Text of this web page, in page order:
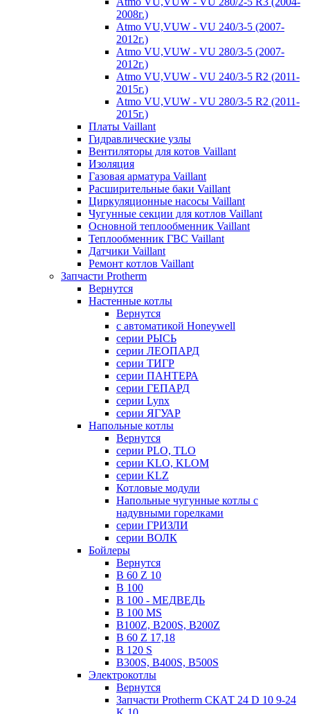
2008г.)
Atmo VU,VUW - VU 240/3-5 (2007-
2012г.)
Atmo VU,VUW - VU 280/3-5 (2007-
2012г.)
Atmo VU,VUW - VU 240/3-5 R2 (2011-
2015г.)
Atmo VU,VUW - VU 280/3-5 R2 (2011-
2015г.)
Платы Vaillant
Гидравлические узлы
Вентиляторы для котов Vaillant
Изоляция
Газовая арматура Vaillant
Расширительные баки Vaillant
Циркуляционные насосы Vaillant
Чугунные секции для котлов Vaillant
Основной теплообменник Vaillant
Теплообменник ГВС Vaillant
Датчики Vaillant
Ремонт котлов Vaillant
Запчасти Protherm
Вернутся
Настенные котлы
Вернутся
с автоматикой Honeywell
серии РЫСЬ
серии ЛЕОПАРД
серии ТИГР
серии ПАНТЕРА
серии ГЕПАРД
серии Lynx
серии ЯГУАР
Напольные котлы
Вернутся
серии PLO, TLO
серии KLO, KLOM
серии KLZ
Котловые модули
Напольные чугунные котлы с
надувными горелками
серии ГРИЗЛИ
серии ВОЛК
Бойлеры
Вернутся
B 60 Z 10
B 100
B 100 - МЕДВЕДЬ
B 100 MS
B100Z, B200S, B200Z
B 60 Z 17,18
B 120 S
B300S, B400S, B500S
Электрокотлы
Вернутся
Запчасти Protherm СКАТ 24 D 10 9-24